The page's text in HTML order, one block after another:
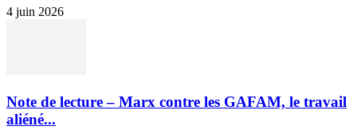
4 juin 2026
Note de lecture – Marx contre les GAFAM, le travail
aliéné...